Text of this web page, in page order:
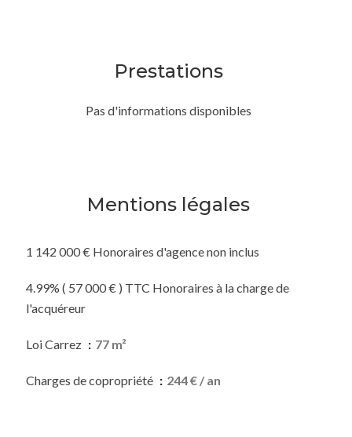
Prestations
Pas d'informations disponibles
Mentions légales
1 142 000 € Honoraires d'agence non inclus
4.99% ( 57 000 € ) TTC Honoraires à la charge de
l'acquéreur
Loi Carrez 77 m²
Charges de copropriété 244 € / an